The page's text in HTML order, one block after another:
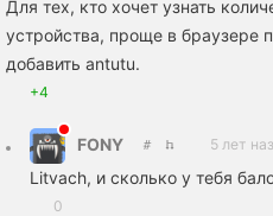
Для тех, кто хочет узнать
устройства, проще в браузере
добавить antutu.
+4
FONY 5 лет
Litvach, и сколько у тебя
0